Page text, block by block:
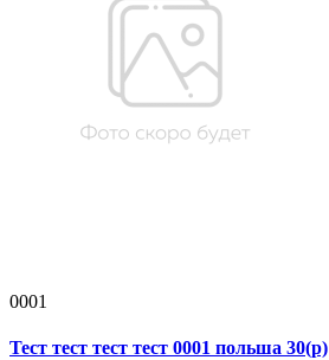
0001
Тест тест тест тест 0001 польша 30(р)